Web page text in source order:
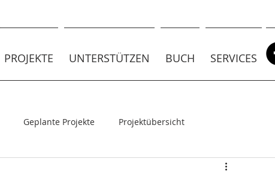
PROJEKTE UNTERSTÜTZEN BUCH SERVICES
Geplante Projekte Projektübersicht